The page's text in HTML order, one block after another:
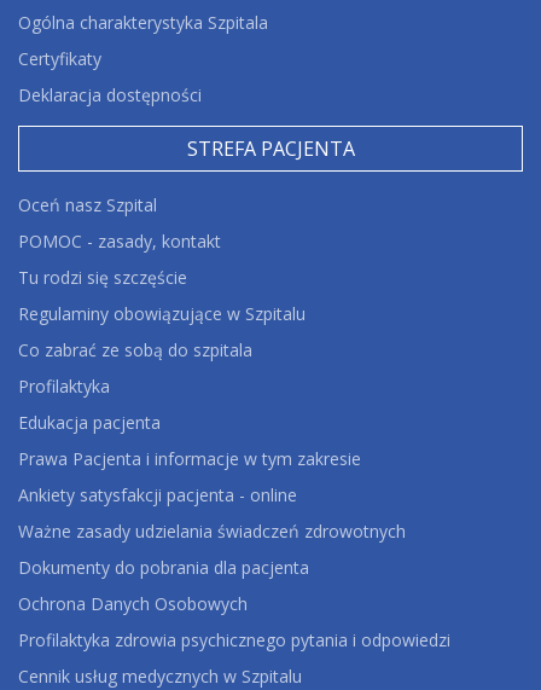
Ogólna charakterystyka Szpitala
Certyfikaty
Deklaracja dostępności
STREFA PACJENTA
Oceń nasz Szpital
POMOC - zasady, kontakt
Tu rodzi się szczęście
Regulaminy obowiązujące w Szpitalu
Co zabrać ze sobą do szpitala
Profilaktyka
Edukacja pacjenta
Prawa Pacjenta i informacje w tym zakresie
Ankiety satysfakcji pacjenta - online
Ważne zasady udzielania świadczeń zdrowotnych
Dokumenty do pobrania dla pacjenta
Ochrona Danych Osobowych
Profilaktyka zdrowia psychicznego pytania i odpowiedzi
Cennik usług medycznych w Szpitalu